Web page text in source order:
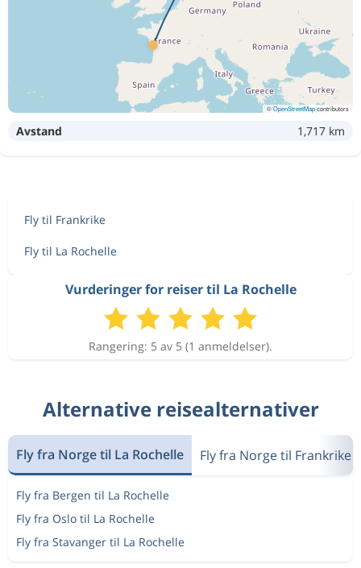
©OpenStreetMapcontributors
Avstand 1,717 km
Fly til Frankrike
Fly til La Rochelle
Vurderinger for reiser til La Rochelle
Rangering: 5 av 5 (1 anmeldelser).
Alternative reisealternativer
Fly fra Norge til La Rochelle Fly fra Norge til Frankrike
Fly fra Bergen til La Rochelle
Fly fra Oslo til La Rochelle
Fly fra Stavanger til La Rochelle